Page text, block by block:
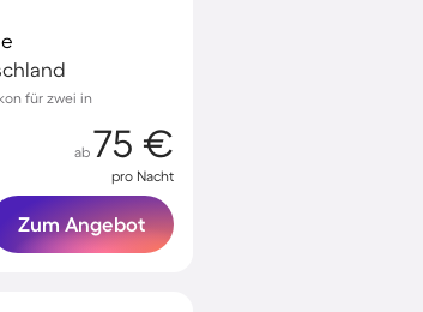
für zwei in
ab 75 €
pro Nacht
Zum Angebot